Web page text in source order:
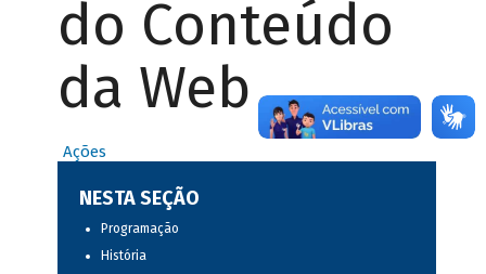
do Conteúdo
da Web
Ações
NESTA SEÇÃO
Programação
História